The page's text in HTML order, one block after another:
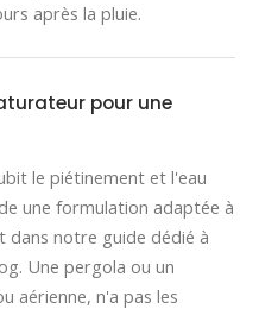
après la pluie.
pour une
le piétinement et l'eau
une formulation adaptée à
notre guide dédié à
Une pergola ou un
aérienne, n'a pas les